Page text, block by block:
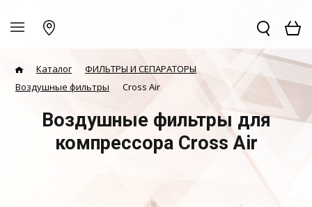
Каталог
ФИЛЬТРЫ И СЕПАРАТОРЫ
Воздушные фильтры
Cross Air
Воздушные фильтры для
компрессора Cross Air